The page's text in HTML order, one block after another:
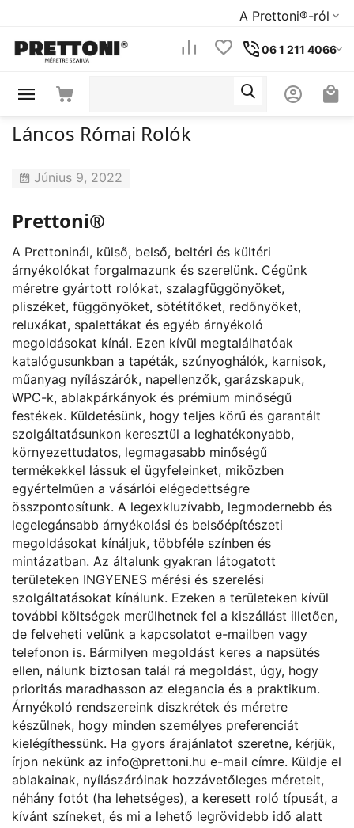
A Prettoni®-ról
06 1 211 4066
Láncos Római Rolók
Június 9, 2022
Prettoni®
A Prettoninál, külső, belső, beltéri és kültéri
árnyékolókat forgalmazunk és szerelünk. Cégünk
méretre gyártott rolókat, szalagfüggönyöket,
pliszéket, függönyöket, sötétítőket, redőnyöket,
reluxákat, spalettákat és egyéb árnyékoló
megoldásokat kínál. Ezen kívül megtalálhatóak
katalógusunkban a tapéták, szúnyoghálók, karnisok,
műanyag nyílászárók, napellenzők, garázskapuk,
WPC-k, ablakpárkányok és prémium minőségű
festékek. Küldetésünk, hogy teljes körű és garantált
szolgáltatásunkon keresztül a leghatékonyabb,
környezettudatos, legmagasabb minőségű
termékekkel lássuk el ügyfeleinket, miközben
egyértelműen a vásárlói elégedettségre
összpontosítunk. A legexkluzívabb, legmodernebb és
legelegánsabb árnyékolási és belsőépítészeti
megoldásokat kínáljuk, többféle színben és
mintázatban. Az általunk gyakran látogatott
területeken INGYENES mérési és szerelési
szolgáltatásokat kínálunk. Ezeken a területeken kívül
további költségek merülhetnek fel a kiszállást illetően,
de felveheti velünk a kapcsolatot e-mailben vagy
telefonon is. Bármilyen megoldást keres a napsütés
ellen, nálunk biztosan talál rá megoldást, úgy, hogy
prioritás maradhasson az elegancia és a praktikum.
Árnyékoló rendszereink diszkrétek és méretre
készülnek, hogy minden személyes preferenciát
kielégíthessünk. Ha gyors árajánlatot szeretne, kérjük,
írjon nekünk az info@prettoni.hu e-mail címre. Küldje el
ablakainak, nyílászáróinak hozzávetőleges méreteit,
néhány fotót (ha lehetséges), a keresett roló típusát, a
kívánt színeket, és mi a lehető legrövidebb idő alatt